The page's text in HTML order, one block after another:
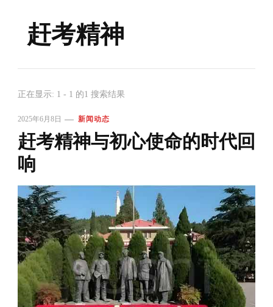
赶考精神
正在显示: 1 - 1 的1 搜索结果
2025年6月8日 新闻动态
赶考精神与初心使命的时代回
响